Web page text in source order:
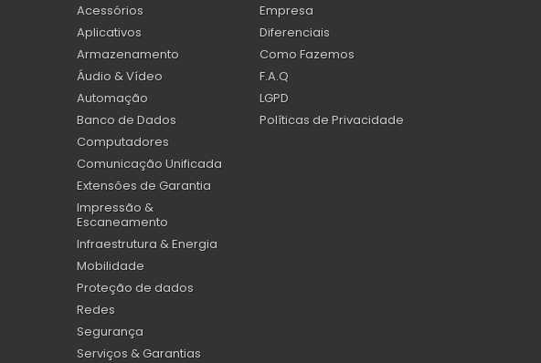
Acessórios
Aplicativos
Armazenamento
Áudio & Vídeo
Automação
Banco de Dados
Computadores
Comunicação Unificada
Extensões de Garantia
Impressão &
Escaneamento
Infraestrutura & Energia
Mobilidade
Proteção de dados
Redes
Segurança
Serviços & Garantias
Empresa
Diferenciais
Como Fazemos
F.A.Q
LGPD
Políticas de Privacidade